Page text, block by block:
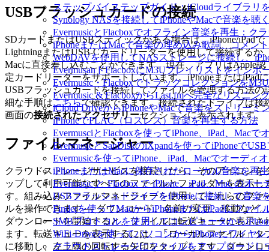
ステップバイステップガイド：iCloudライブラリ
Synology NASを接続してiPhoneやMacで音楽を聴
EvermusicとFlacboxでオフライン音楽を再生：ク
iPhoneまたはMacで音楽の埋め込み歌詞、コメン
WebDAVを使用してNASストレージに接続し、
EvermusanドFlacboxにM3Uプレイリストをインポ
Evermusic・Flacboxでトラックコレクションを
Evermusic & FlacboxからLast.fmへ完全なリスニン
iCloud DriveからiPhoneやMacで音楽をストリーミ
iPhoneでFLAC（ロスレス）音楽を再生する方法
EvermusciとFlacboxを使ってiPhone、iPad、Mac
EvermusicとSanDiskのiXpandを使ってiPhoneで
Evermusicを使ってiPhone、iPad、Macでオーディ
iPhoneまたはMacに保存されたローカル音楽を再
Evermusic と Flacbox で iPhone、iPad、Mac のオ
USBフラッシュドライブをiPhoneに接続して音楽
Finderを使ってMacからiPhoneまたはiPadにファイ
SMBプロトコルを使用してコンピュータから
WiFi-Driveを使ってパソコンからiPhoneにワイヤ
クラウドストレージにファイルをアップロードし
USBフラッシュカードの接続
SDカードまたはUSBスティックがある場合は、iPhone/iPadで
LightningまたはUSB-Cカードリーダーを使用して接続するか
Macに直接差し込むことができます。現在、アプリはApple認
定カードリーダーをサポートしています。iPhoneまたはiPadに
USBフラッシュカードを接続してファイルを管理する方法の
細な手順はこちらで確認できます。接続されたドライブは接
画面の接続されたアクセサリーセクションに表示されます。
ファイルマネージャー
クラウドストレージサービスを接続したら、そのアイコンを
ップして利用可能なすべてのファイルとフォルダーを表示し
す。組み込みファイルマネージャーを使用してこれらのファ
ルを操作できます — ダウンロード、名前の変更、移動など。
ダウンロードを開始すると、ファイルは転送キューに表示さ
ます。転送キューを表示するには、「ローカルファイル」タ
に移動し、左上隅の回転する矢印をタップします。ダウンロ